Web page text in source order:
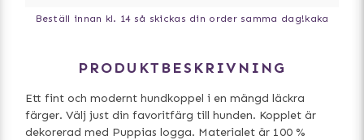
Beställ innan kl. 14 så skickas din order samma dag!kaka
PRODUKTBESKRIVNING
Ett fint och modernt hundkoppel i en mängd läckra
färger. Välj just din favoritfärg till hunden. Kopplet är
dekorerad med Puppias logga. Materialet är 100 %